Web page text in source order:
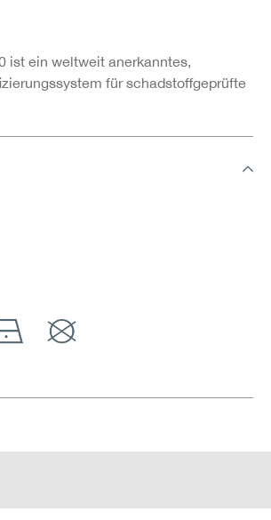
ist ein weltweit anerkanntes,
für schadstoffgeprüfte